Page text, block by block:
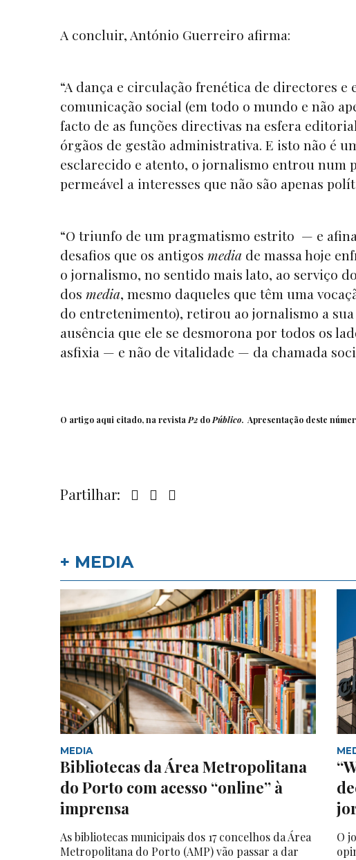
A concluir, António Guerreiro afirma:
“A dança e circulação frenética de directores
comunicação social (em todo o mundo e não
facto de as funções directivas na esfera
órgãos de gestão administrativa. E isto não é
esclarecido e atento, o jornalismo entrou num
permeável a interesses que não são apenas
“O triunfo de um pragmatismo estrito — e
desafios que os antigos media de massa hoje
o jornalismo, no sentido mais lato, ao serviço
dos media, mesmo daqueles que têm uma
do entretenimento), retirou ao jornalismo a
ausência que ele se desmorona por todos os
asfixia — e não de vitalidade — da chamada
O artigo aqui citado, na revista P2 doPúblico. Apresentação deste
Partilhar:
+ MEDIA
MEDIA
Bibliotecas da Área Metropolitana
do Porto com acesso “online” à
imprensa
As bibliotecas municipais dos 17 concelhos da Área
Metropolitana do Porto (AMP) vão passar a dar
O